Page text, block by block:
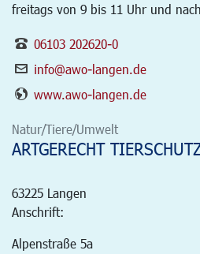
freitags von 9 bis 11 Uhr und
06103 202620-0
info@awo-langen.de
www.awo-langen.de
Natur/Tiere/Umwelt
ARTGERECHT
63225 Langen
Anschrift:
Alpenstraße 5a